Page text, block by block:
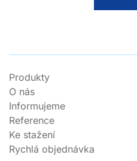
Produkty
O nás
Informujeme
Reference
Ke stažení
Rychlá objednávka